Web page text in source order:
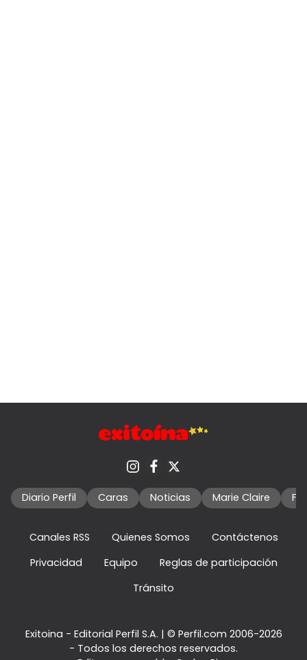
Diario Perfil Caras Noticias Marie Claire
Canales RSS Quienes Somos
Contáctenos
Privacidad
Equipo
Reglas de participación
Tránsito
Exitoina - Editorial Perfil S.A. | © Perfil.com 2006-2026
- Todos los derechos reservados.